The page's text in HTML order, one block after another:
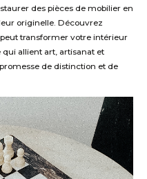
des pièces de mobilier en
originelle. Découvrez
transformer votre intérieur
allient art, artisanat et
de distinction et de